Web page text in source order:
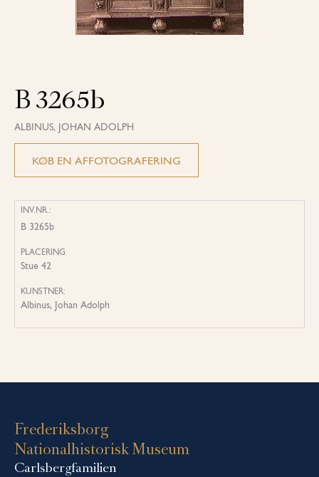
B 3265b
ALBINUS, JOHAN ADOLPH
KØB EN AFFOTOGRAFERING
INV.NR.:
B 3265b
PLACERING
Stue 42
KUNSTNER:
Albinus, Johan Adolph
Frederiksborg
Nationalhistorisk Museum
Carlsbergfamilien